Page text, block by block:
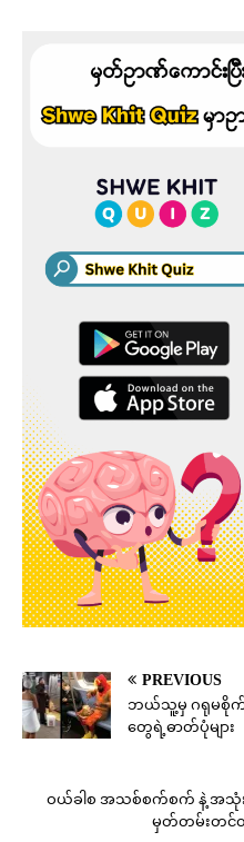
PREVIOUS
ဘယ်သူ့မှ ဂရုမစို
တွေရဲ့ဓာတ်ပုံများ
ဝယ်ခါစ အသစ်စက်စက် နဲ့ အသုံးပ
မှတ်တမ်းတင်ထ